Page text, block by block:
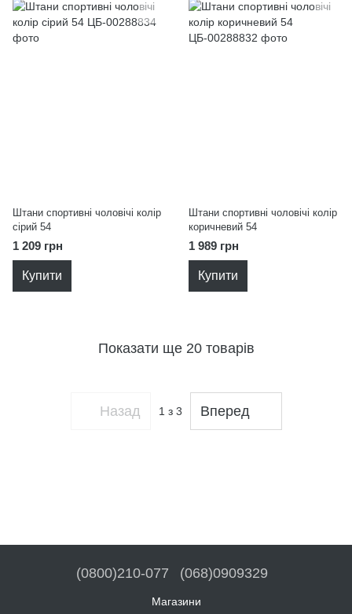
Штани спортивні чоловічі колір
сірий 54
1 209 грн
Купити
Штани спортивні чоловічі колір
коричневий 54
1 989 грн
Купити
Показати ще 20 товарів
Назад 1 з 3 Вперед
(0800)210-077 (068)0909329
Магазини